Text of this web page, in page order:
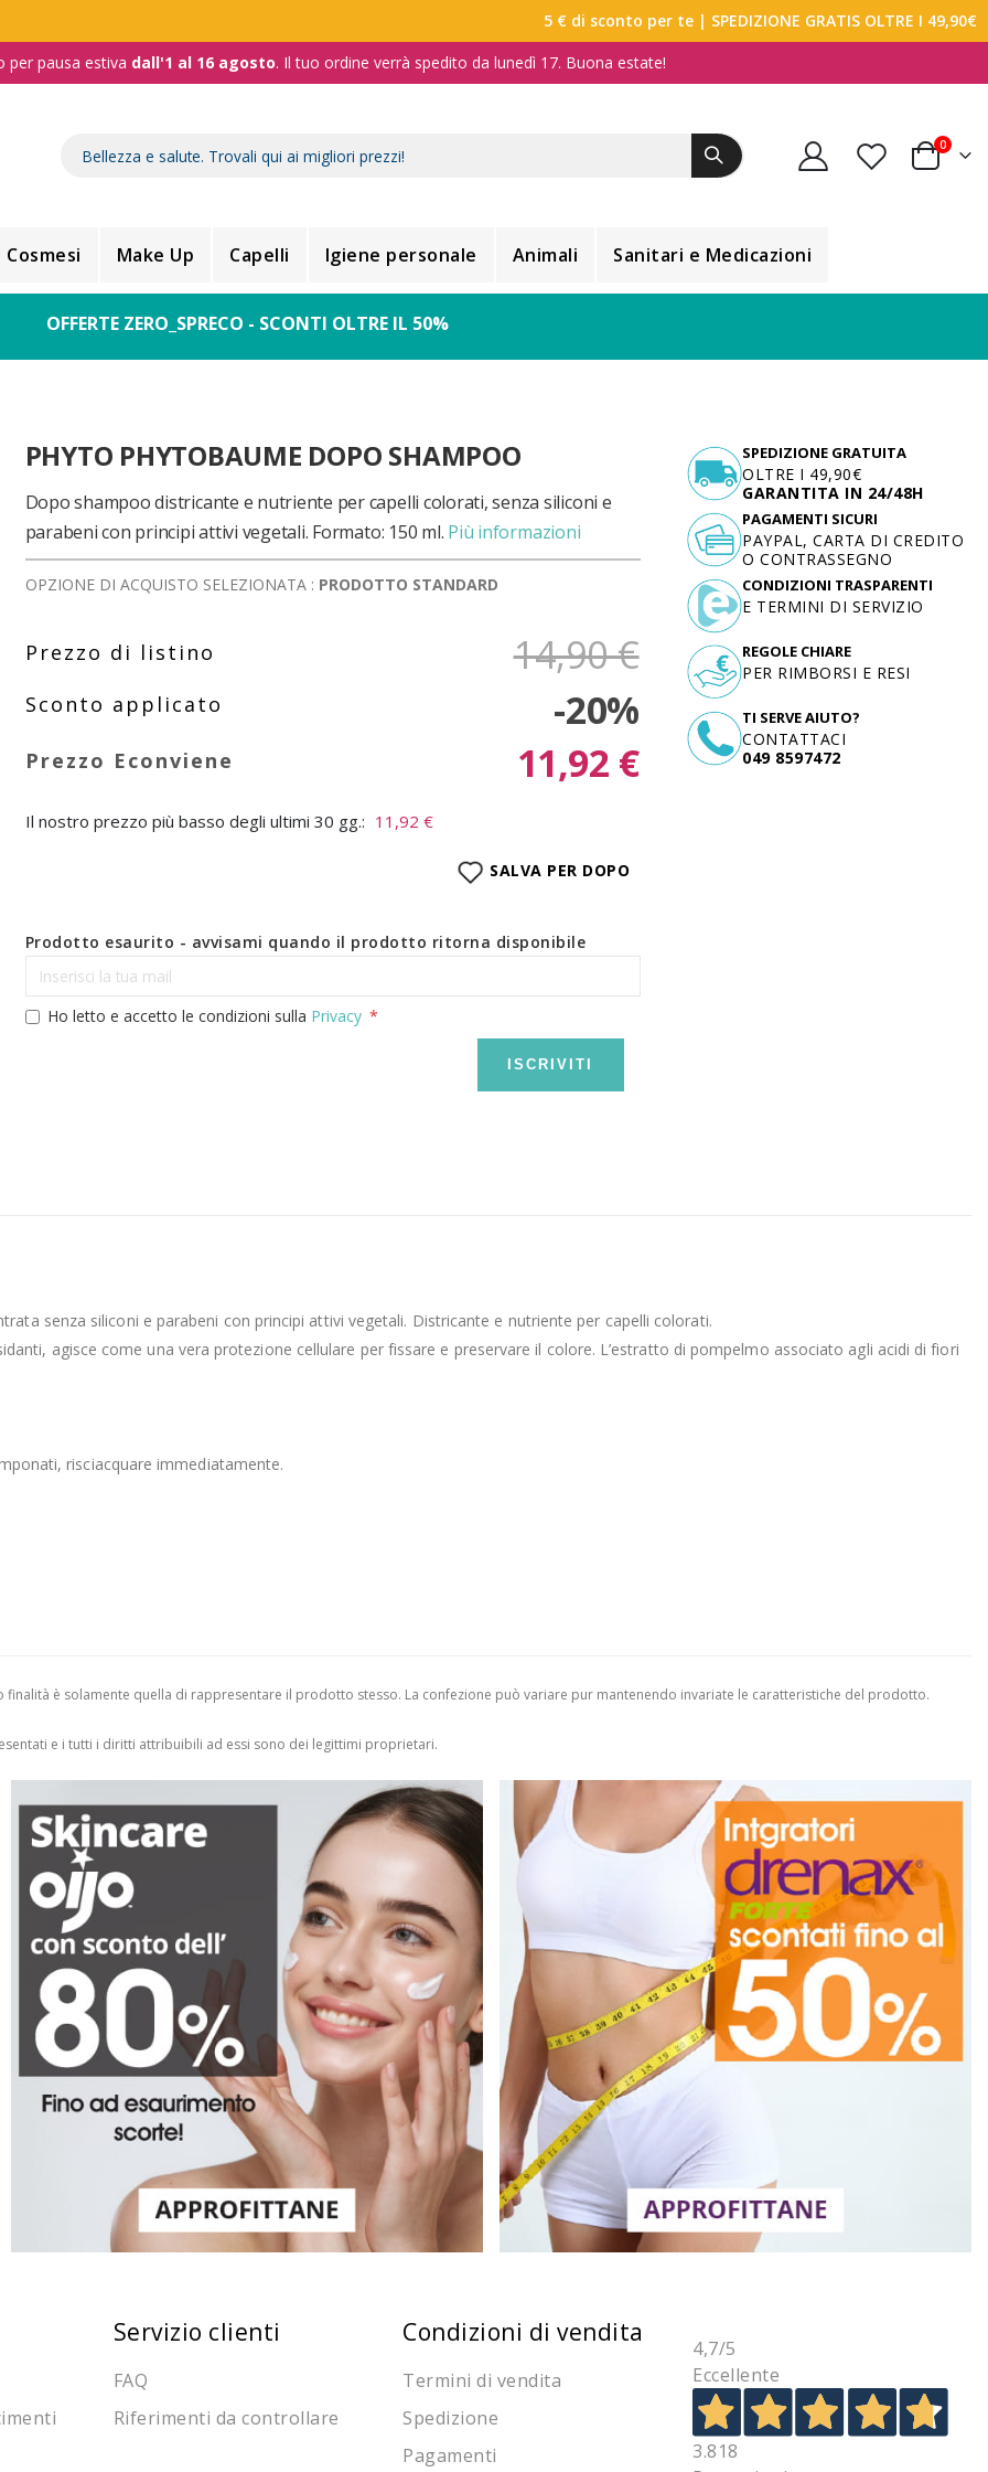
5 € di sconto per te | SPEDIZIONE GRATIS OLTRE I 49,90€
per pausa estiva dall'1 al 16 agosto. Il tuo ordine verrà spedito da lunedì 17. Buona estate!
Carrello
0
Cosmesi Make Up Capelli Igiene personale Animali Sanitari e Medicazioni
OFFERTE ZERO_SPRECO - SCONTI OLTRE IL 50%
PHYTO PHYTOBAUME DOPO SHAMPOO
Dopo shampoo districante e nutriente per capelli colorati, senza siliconi e
parabeni con principi attivi vegetali. Formato: 150 ml. Più informazioni
OPZIONE DI ACQUISTO SELEZIONATA : PRODOTTO STANDARD
14,90 €
-20%
11,92 €
Il nostro prezzo più basso degli ultimi 30 gg.: 11,92 €
SALVA PER DOPO
Prodotto esaurito - avvisami quando il prodotto ritorna disponibile
Ho letto e accetto le condizioni sulla Privacy
ISCRIVITI
SPEDIZIONE GRATUITA
OLTRE I 49,90€
GARANTITA IN 24/48H
TI SERVE AIUTO?
CONTATTACI
049 8597472
PAGAMENTI SICURI
PAYPAL, CARTA DI CREDITO
O CONTRASSEGNO
CONDIZIONI TRASPARENTI
E TERMINI DI SERVIZIO
REGOLE CHIARE
PER RIMBORSI E RESI
senza siliconi e parabeni con principi attivi vegetali. Districante e nutriente per capelli colorati.
agisce come una vera protezione cellulare per fissare e preservare il colore. L’estratto di pompelmo associato agli acidi di fiori
risciacquare immediatamente.
è solamente quella di rappresentare il prodotto stesso. La confezione può variare pur mantenendo invariate le caratteristiche del prodotto.
e i tutti i diritti attribuibili ad essi sono dei legittimi proprietari.
Servizio clienti
FAQ
Riferimenti da controllare
Condizioni di vendita
Termini di vendita
Spedizione
Pagamenti
4,7/5
Eccellente
3.818